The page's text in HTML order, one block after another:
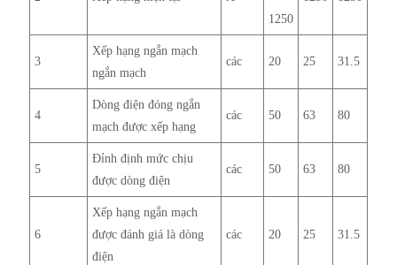
1250
3
Xếp hạng ngắn mạch
ngắn mạch
các 20 25 31.5
4
Dòng điện đóng ngắn
mạch được xếp hạng
các 50 63 80
5
Đỉnh định mức chịu
được dòng điện
các 50 63 80
6
Xếp hạng ngắn mạch
được đánh giá là dòng
điện
các 20 25 31.5